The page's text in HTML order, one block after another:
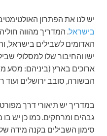
יש לנו את הפתרון
בישראל. המדריך מהווה
האדומים לשבילים בישראל,
ישו והחיבור שלו למסלולי
ארוכים בארץ (ביניהם: מסע
הבשורה, סובב ירושלים ועוד
במדריך יש תיאורי דרך
גבהים ומרחקים. כמו כן יש